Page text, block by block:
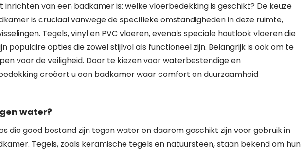
inrichten van een badkamer is: welke vloerbedekking is geschikt? De keuze
is cruciaal vanwege de specifieke omstandigheden in deze ruimte,
Tegels, vinyl en PVC vloeren, evenals speciale houtlook vloeren die
populaire opties die zowel stijlvol als functioneel zijn. Belangrijk is ook om te
voor de veiligheid. Door te kiezen voor waterbestendige en
creëert u een badkamer waar comfort en duurzaamheid
water?
die goed bestand zijn tegen water en daarom geschikt zijn voor gebruik in
Tegels, zoals keramische tegels en natuursteen, staan bekend om hun